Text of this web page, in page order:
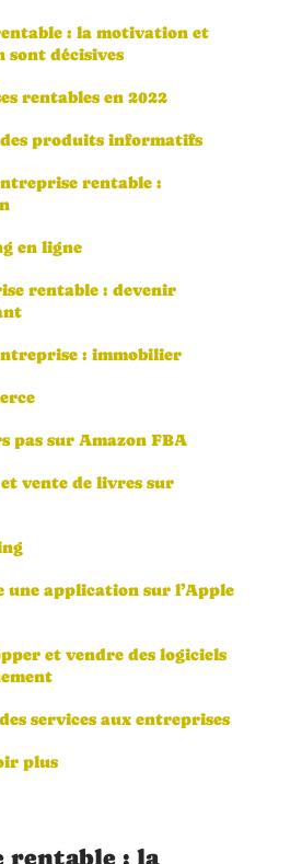
: la motivation et
sont décisives
rentables en 2022
produits informatifs
rentable :
en ligne
rentable : devenir
: immobilier
pas sur Amazon FBA
vente de livres sur
une application sur l’Apple
et vendre des logiciels
services aux entreprises
plus
rentable : la